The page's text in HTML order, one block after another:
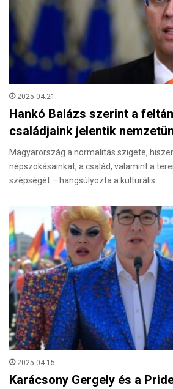
2025.04.21.
Hankó Balázs szerint a
családjaink jelentik
Magyarország a normalitás szigete,
népszokásainkat, a család, valamint a
szépségét – hangsúlyozta a kulturális…
2025.04.15.
Karácsony Gergely és a